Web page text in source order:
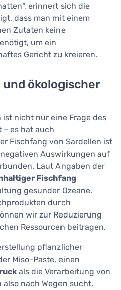
erinnert sich die
dass man mit einem
Zutaten keine
um ein
Gericht zu kreieren.
und ökologischer
ist nicht nur eine Frage des
– es hat auch
Fischfang von Sardellen ist
Auswirkungen auf
Laut Angaben der
Fischfang
gesunder Ozeane.
durch
wir zur Reduzierung
Ressourcen beitragen.
pflanzlicher
Miso-Paste, einen
als die Verarbeitung von
also nach Wegen sucht,